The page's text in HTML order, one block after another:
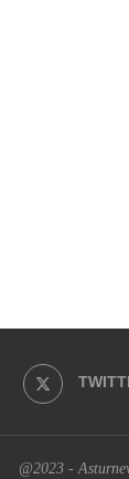
@2023 -